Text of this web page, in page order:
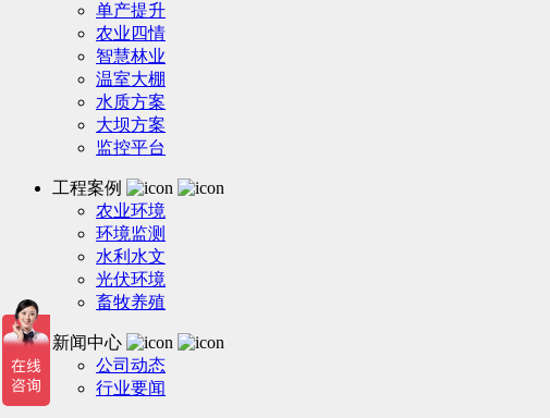
单产提升
农业四情
智慧林业
温室大棚
水质方案
大坝方案
监控平台
工程案例
农业环境
环境监测
水利水文
光伏环境
畜牧养殖
新闻中心
公司动态
行业要闻